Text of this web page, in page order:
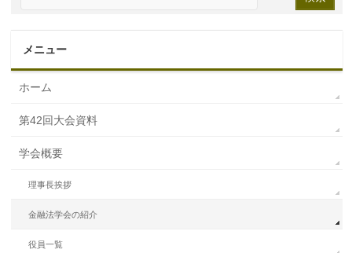
メニュー
ホーム
第42回大会資料
学会概要
理事長挨拶
金融法学会の紹介
役員一覧